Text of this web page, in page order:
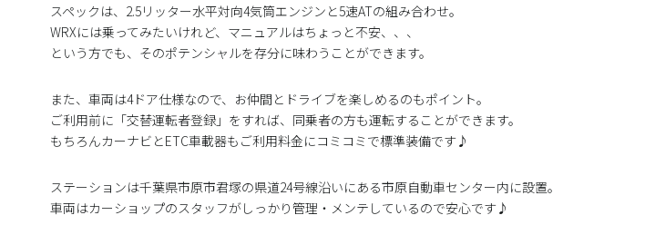
スペックは、2.5リッター水平対向4気筒エンジンと5速ATの組み合わせ。
WRXには乗ってみたいけれど、マニュアルはちょっと不安、、、
という方でも、そのポテンシャルを存分に味わうことができます。
また、車両は4ドア仕様なので、お仲間とドライブを楽しめるのもポイント。
ご利用前に「交替運転者登録」をすれば、同乗者の方も運転することができます。
もちろんカーナビとETC車載器もご利用料金にコミコミで標準装備です♪
ステーションは千葉県市原市君塚の県道24号線沿いにある市原自動車センター内に設置。
車両はカーショップのスタッフがしっかり管理・メンテしているので安心です♪